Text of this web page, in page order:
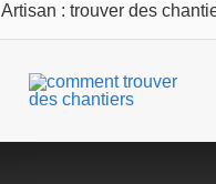
Artisan : trouver des